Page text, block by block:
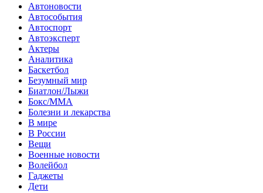
Автоновости
Автособытия
Автоспорт
Автоэксперт
Актеры
Аналитика
Баскетбол
Безумный мир
Биатлон/Лыжи
Бокс/MMA
Болезни и лекарства
В мире
В России
Вещи
Военные новости
Волейбол
Гаджеты
Дети